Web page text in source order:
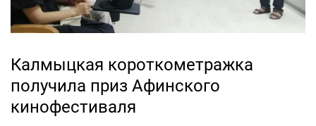
Калмыцкая короткометражка
получила приз Афинского
кинофестиваля